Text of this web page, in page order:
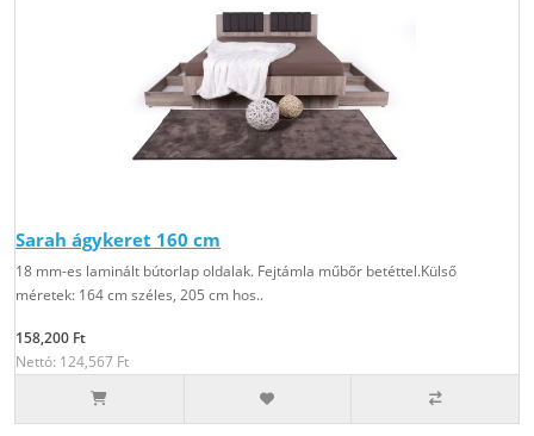
Sarah ágykeret 160 cm
18 mm-es laminált bútorlap oldalak. Fejtámla műbőr betéttel.Külső
méretek: 164 cm széles, 205 cm hos..
158,200 Ft
Nettó: 124,567 Ft